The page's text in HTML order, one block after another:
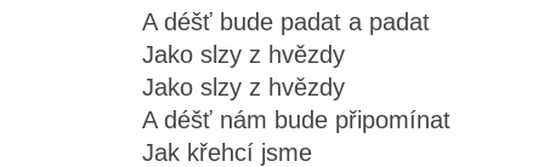
A déšť bude padat a padat
Jako slzy z hvězdy
Jako slzy z hvězdy
A déšť nám bude připomínat
Jak křehcí jsme